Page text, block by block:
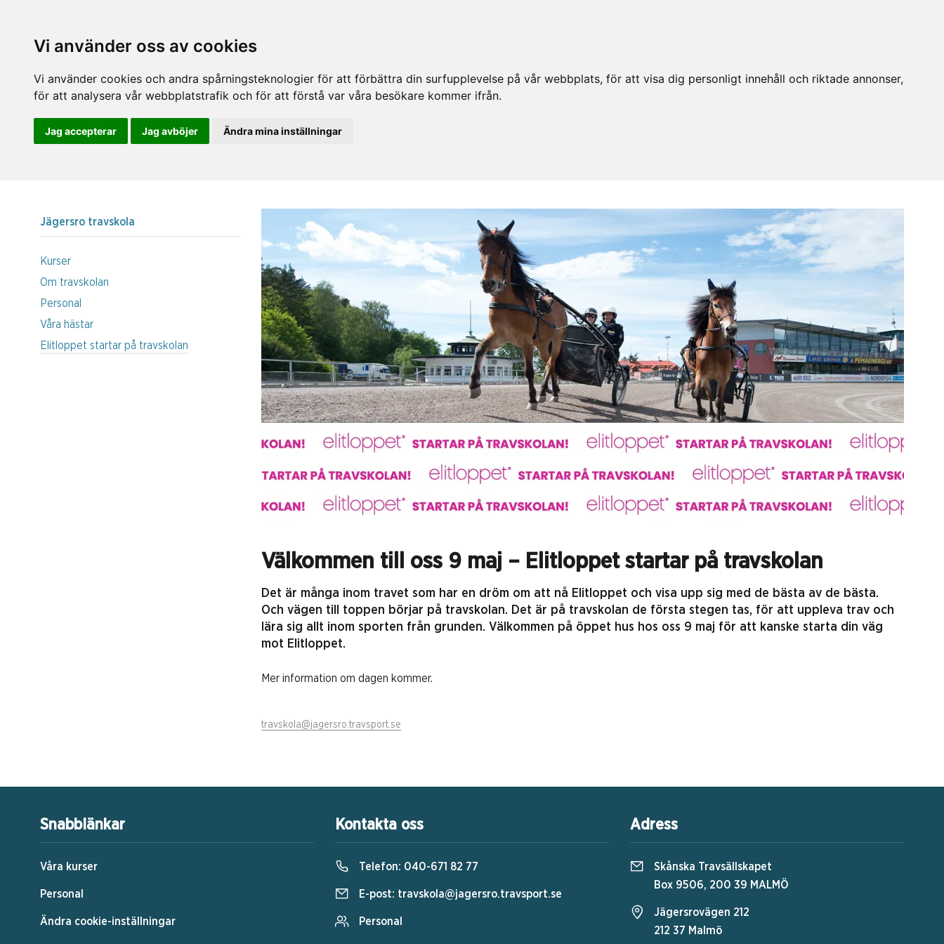
Vi använder oss av cookies
Vi använder cookies och andra spårningsteknologier för att förbättra din surfupplevelse på vår webbplats, för att visa dig personligt innehåll och riktade annonser,
för att analysera vår webbplatstrafik och för att förstå var våra besökare kommer ifrån.
Jag accepterar Jag avböjer Ändra mina inställningar
Jägersro travskola
Kurser
Om travskolan
Personal
Våra hästar
Elitloppet startar på travskolan
Välkommen till oss 9 maj – Elitloppet startar på travskolan
Det är många inom travet som har en dröm om att nå Elitloppet och visa upp sig med de bästa av de bästa.
Och vägen till toppen börjar på travskolan. Det är på travskolan de första stegen tas, för att uppleva trav och
lära sig allt inom sporten från grunden. Välkommen på öppet hus hos oss 9 maj för att kanske starta din väg
mot Elitloppet.
Mer information om dagen kommer.
travskola@jagersro.travsport.se
Snabblänkar
Våra kurser
Personal
Ändra cookie-inställningar
Kontakta oss
Telefon: 040-671 82 77
E-post: travskola@jagersro.travsport.se
Personal
Adress
Skånska Travsällskapet
Box 9506, 200 39 MALMÖ
Jägersrovägen 212
212 37 Malmö